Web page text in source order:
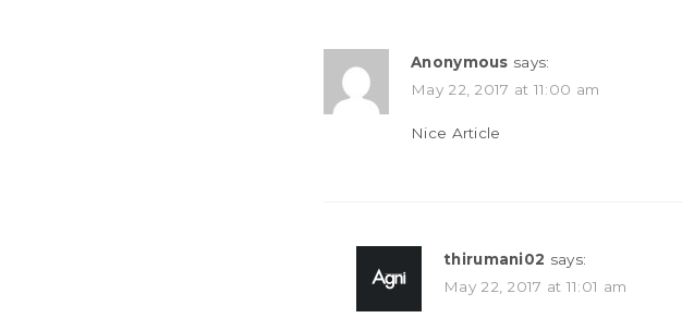
Anonymous says:
May 22, 2017 at 11:00 am
Nice Article
thirumani02 says:
May 22, 2017 at 11:01 am